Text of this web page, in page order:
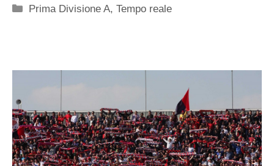
Categorie
Prima Divisione A,Tempo reale